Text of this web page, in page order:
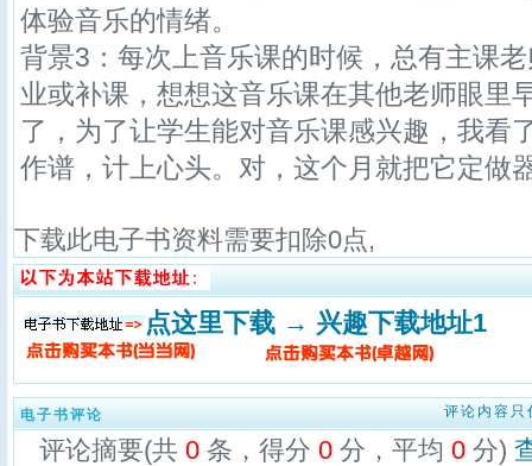
体验音乐的情绪。
背景3：每次上音乐课的时候，总有主课
业或补课，想想这音乐课在其他老师眼里
了，为了让学生能对音乐课感兴趣，我看
作谱，计上心头。对，这个月就把它定做
下载此电子书资料需要扣除0点,
点这里下载 → 兴趣下载地址1
电子书评论 评论内容只
评论摘要(共 0 条，得分 0 分，平均 0 分)